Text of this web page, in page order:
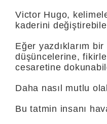
Victor Hugo,
kaderini
Eğer yazdıklarım
düşüncelerine,
cesaretine
Daha nasıl mutlu
Bu tatmin insanı